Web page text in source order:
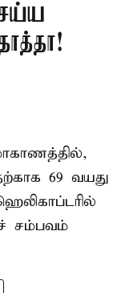
69 வயது
சம்பவம்